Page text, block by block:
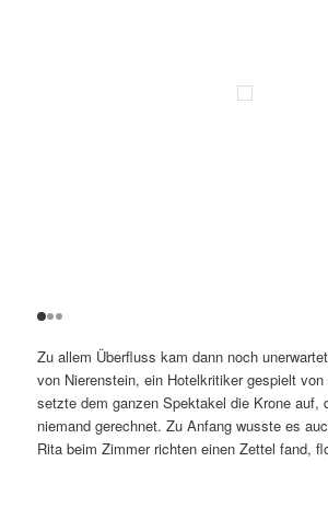
Zu allem Überfluss kam dann noch
von Nierenstein, ein Hotelkritiker gespielt
setzte dem ganzen Spektakel die Krone auf,
niemand gerechnet. Zu Anfang wusste es
Rita beim Zimmer richten einen Zettel fand,